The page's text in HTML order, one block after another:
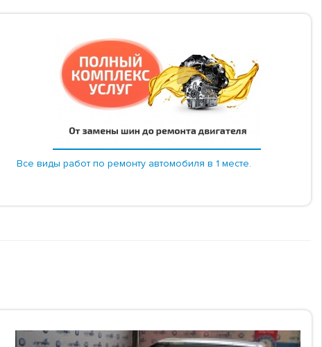
Все виды работ по ремонту автомобиля в 1 месте.